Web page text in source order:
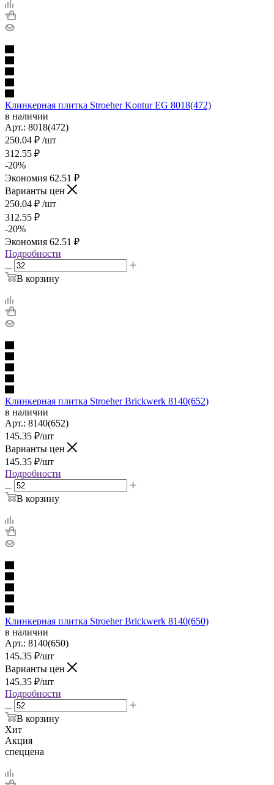
Клинкерная плитка Stroeher Kontur EG 8018(472)
в наличии
Арт.: 8018(472)
250.04 ₽ /шт
312.55 ₽
-20%
Экономия 62.51 ₽
Варианты цен
250.04 ₽ /шт
312.55 ₽
-20%
Экономия 62.51 ₽
Подробности
В корзину
Клинкерная плитка Stroeher Brickwerk 8140(652)
в наличии
Арт.: 8140(652)
145.35 ₽/шт
Варианты цен
145.35 ₽/шт
Подробности
В корзину
Клинкерная плитка Stroeher Brickwerk 8140(650)
в наличии
Арт.: 8140(650)
145.35 ₽/шт
Варианты цен
145.35 ₽/шт
Подробности
В корзину
Хит
Акция
спеццена